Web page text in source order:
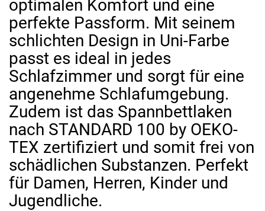
optimalen Komfort und eine
perfekte Passform. Mit seinem
schlichten Design in Uni-Farbe
passt es ideal in jedes
Schlafzimmer und sorgt für eine
angenehme Schlafumgebung.
Zudem ist das Spannbettlaken
nach STANDARD 100 by OEKO-
TEX zertifiziert und somit frei von
schädlichen Substanzen. Perfekt
für Damen, Herren, Kinder und
Jugendliche.